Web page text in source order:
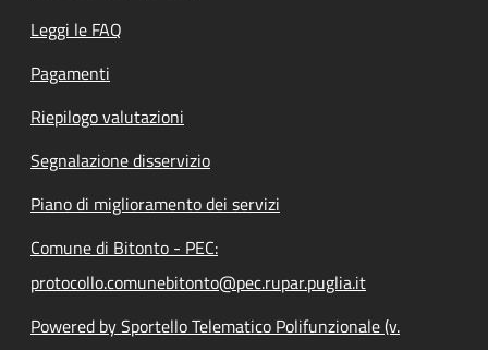
Leggi le FAQ
Pagamenti
Riepilogo valutazioni
Segnalazione disservizio
Piano di miglioramento dei servizi
Comune di Bitonto - PEC:
protocollo.comunebitonto@pec.rupar.puglia.it
Powered by Sportello Telematico Polifunzionale (v.